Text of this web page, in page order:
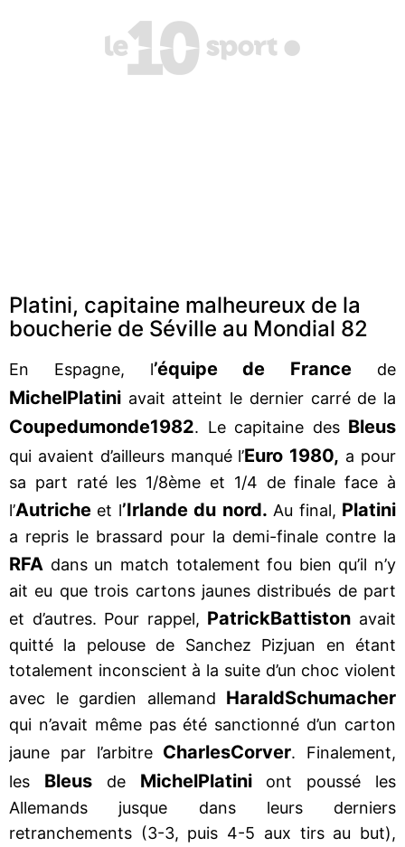
Platini, capitaine malheureux de la
boucherie de Séville au Mondial 82
En Espagne, l’équipe de France de
MichelPlatini avait atteint le dernier carré de la
Coupedumonde1982. Le capitaine des Bleus
qui avaient d’ailleurs manqué l’Euro 1980, a pour
sa part raté les 1/8ème et 1/4 de finale face à
l’Autriche et l’Irlande du nord. Au final, Platini
a repris le brassard pour la demi-finale contre la
RFA dans un match totalement fou bien qu’il n’y
ait eu que trois cartons jaunes distribués de part
et d’autres. Pour rappel, PatrickBattiston avait
quitté la pelouse de Sanchez Pizjuan en étant
totalement inconscient à la suite d’un choc violent
avec le gardien allemand HaraldSchumacher
qui n’avait même pas été sanctionné d’un carton
jaune par l’arbitre CharlesCorver. Finalement,
les Bleusde MichelPlatiniont poussé les
Allemands jusque dans leurs derniers
retranchements (3-3, puis 4-5 aux tirs au but),